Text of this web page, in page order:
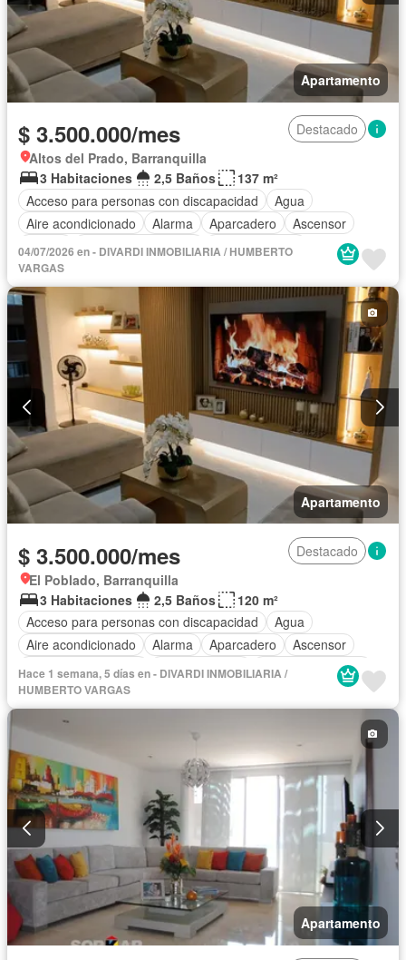
Apartamento
$ 3.500.000/mes
Destacado
Altos del Prado, Barranquilla
3 Habitaciones
2,5 Baños
137 m²
Acceso para personas con discapacidad
Agua
Aire acondicionado
Alarma Aparcadero
Ascensor
Balcón
Caseta de vigilancia
Cocina integral
Cuarto de servicio
Seguridad privada
Permite mascotas Permite niños
04/07/2026 en - DIVARDI INMOBILIARIA / HUMBERTO
VARGAS
Apartamento
$ 3.500.000/mes
Destacado
El Poblado, Barranquilla
3 Habitaciones
2,5 Baños
120 m²
Acceso para personas con discapacidad
Agua
Aire acondicionado
Alarma Aparcadero
Ascensor
Caseta de vigilancia
Cocina integral
Cuarto de servicio
Gas natural
Internet
Wifi
Permite mascotas
Permite niños
Hace 1 semana, 5 días en - DIVARDI INMOBILIARIA /
HUMBERTO VARGAS
Apartamento